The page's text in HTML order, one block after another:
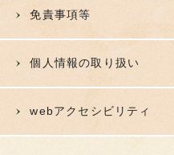
免責事項等
個人情報の取り扱い
webアクセシビリティ